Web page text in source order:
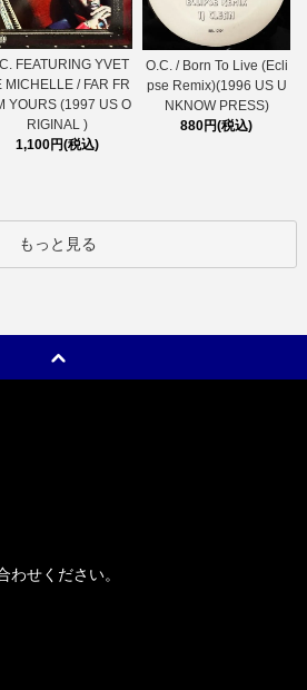
FEATURING YVET
MICHELLE / FAR FR
YOURS (1997 US O
RIGINAL )
1,100円(税込)
O.C. / Born To Live (Ecli
pse Remix)(1996 US U
NKNOW PRESS)
880円(税込)
もっと見る
わせください。